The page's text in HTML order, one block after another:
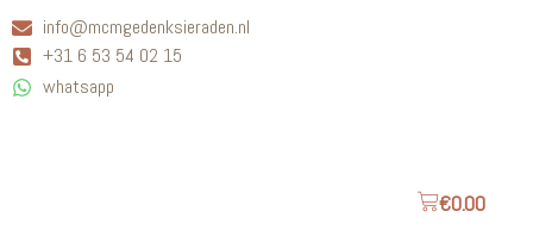
info@mcmgedenksieraden.nl
+31 6 53 54 02 15
whatsapp
€0.00